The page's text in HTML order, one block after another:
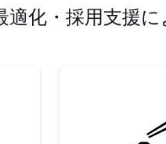
適化・採用支援